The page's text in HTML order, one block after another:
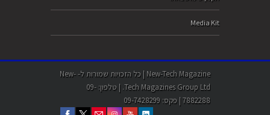
Media Kit
New-Tech Magazine | כל הזכויות שמורות ל- New-
Tech Magazines Group Ltd. | טלפון: 09-
7882288 | פקס: 09-7428299